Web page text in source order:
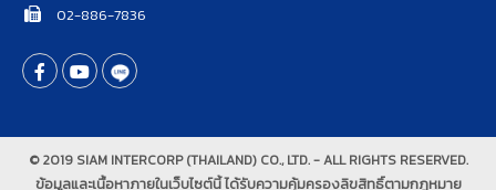
02-886-7836
© 2019 SIAM INTERCORP (THAILAND) CO., LTD. - ALL RIGHTS RESERVED.
ข้อมูลและเนื้อหาภายในเว็บไซต์นี้ ได้รับความคุ้มครองลิขสิทธิ์ตามกฎหมาย